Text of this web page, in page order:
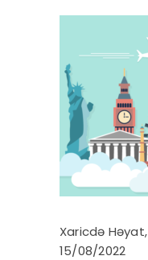
Xaricdə Həyat,
15/08/2022